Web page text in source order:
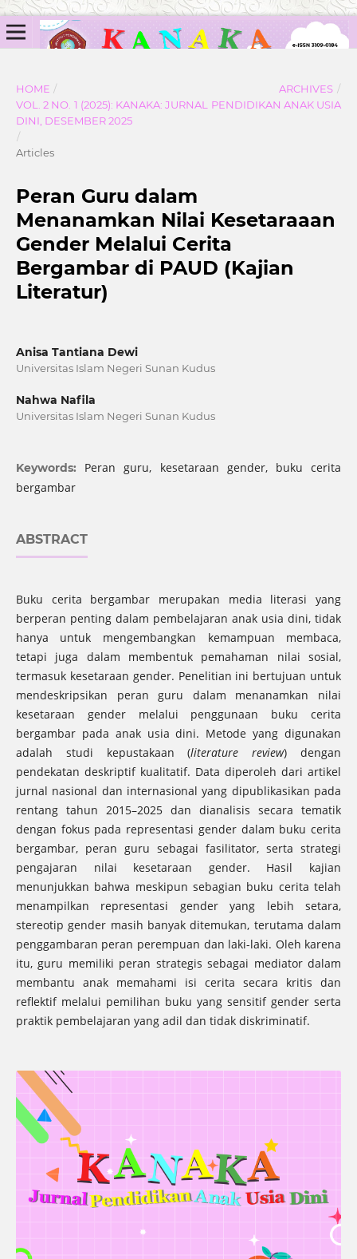
HOME / ARCHIVES /
VOL. 2 NO. 1 (2025): KANAKA: JURNAL PENDIDIKAN ANAK USIA
DINI, DESEMBER 2025
/
Articles
Peran Guru dalam
Menanamkan Nilai Kesetaraaan
Gender Melalui Cerita
Bergambar di PAUD (Kajian
Literatur)
Anisa Tantiana Dewi
Universitas Islam Negeri Sunan Kudus
Nahwa Nafila
Universitas Islam Negeri Sunan Kudus
Keywords: Peran guru, kesetaraan gender, buku cerita
bergambar
ABSTRACT
Buku cerita bergambar merupakan media literasi yang
berperan penting dalam pembelajaran anak usia dini, tidak
hanya untuk mengembangkan kemampuan membaca,
tetapi juga dalam membentuk pemahaman nilai sosial,
termasuk kesetaraan gender. Penelitian ini bertujuan untuk
mendeskripsikan peran guru dalam menanamkan nilai
kesetaraan gender melalui penggunaan buku cerita
bergambar pada anak usia dini. Metode yang digunakan
adalah studi kepustakaan (literature review) dengan
pendekatan deskriptif kualitatif. Data diperoleh dari artikel
jurnal nasional dan internasional yang dipublikasikan pada
rentang tahun 2015–2025 dan dianalisis secara tematik
dengan fokus pada representasi gender dalam buku cerita
bergambar, peran guru sebagai fasilitator, serta strategi
pengajaran nilai kesetaraan gender. Hasil kajian
menunjukkan bahwa meskipun sebagian buku cerita telah
menampilkan representasi gender yang lebih setara,
stereotip gender masih banyak ditemukan, terutama dalam
penggambaran peran perempuan dan laki-laki. Oleh karena
itu, guru memiliki peran strategis sebagai mediator dalam
membantu anak memahami isi cerita secara kritis dan
reflektif melalui pemilihan buku yang sensitif gender serta
praktik pembelajaran yang adil dan tidak diskriminatif.